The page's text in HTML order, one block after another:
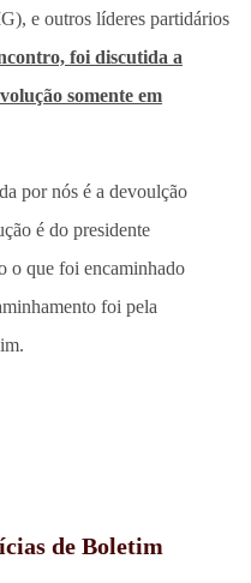
e outros líderes partidários
foi discutida a
somente em
por nós é a devoulção
é do presidente
o que foi encaminhado
foi pela
de Boletim